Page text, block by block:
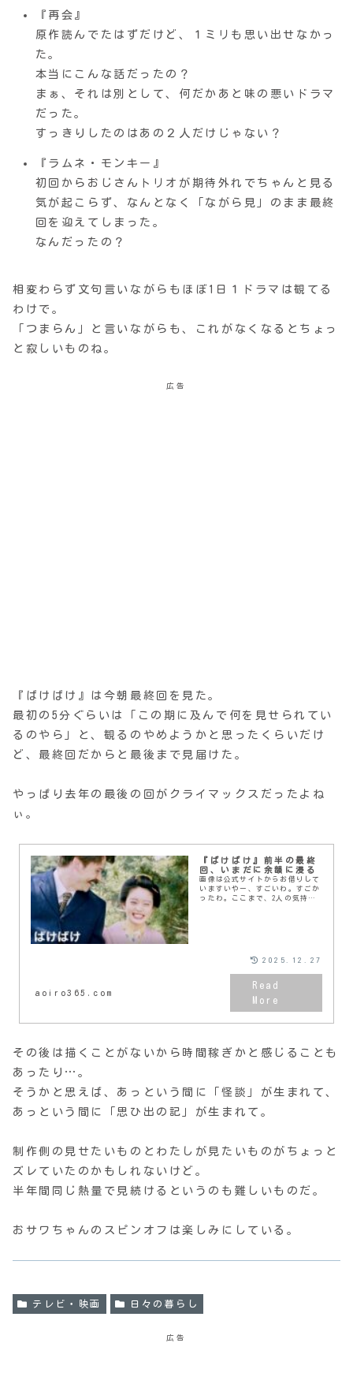
『再会』
原作読んでたはずだけど、１ミリも思い出せなかっ
た。
本当にこんな話だったの？
まぁ、それは別として、何だかあと味の悪いドラマ
だった。
すっきりしたのはあの２人だけじゃない？
『ラムネ・モンキー』
初回からおじさんトリオが期待外れでちゃんと見る
気が起こらず、なんとなく「ながら見」のまま最終
回を迎えてしまった。
なんだったの？
相変わらず文句言いながらもほぼ1日１ドラマは観てる
わけで。
「つまらん」と言いながらも、これがなくなるとちょっ
と寂しいものね。
広告
『ばけばけ』は今朝最終回を見た。
最初の5分ぐらいは「この期に及んで何を見せられてい
るのやら」と、観るのやめようかと思ったくらいだけ
ど、最終回だからと最後まで見届けた。
やっぱり去年の最後の回がクライマックスだったよね
ぃ。
『ばけばけ』前半の最終
回、いまだに余韻に浸る
画像は公式サイトからお借りして
いますいやー、すごいわ。すごか
ったわ。ここまで、2人の気持ち
aoiro365.com
2025.12.27
その後は描くことがないから時間稼ぎかと感じることも
あったり…。
そうかと思えば、あっという間に「怪談」が生まれて、
あっという間に「思ひ出の記」が生まれて。
制作側の見せたいものとわたしが見たいものがちょっと
ズレていたのかもしれないけど。
半年間同じ熱量で見続けるというのも難しいものだ。
おサワちゃんのスピンオフは楽しみにしている。
テレビ・映画 日々の暮らし
広告